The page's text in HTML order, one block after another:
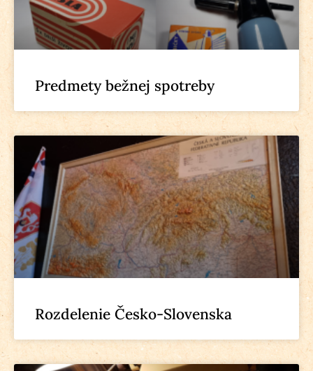
Predmety bežnej spotreby
Rozdelenie Česko-Slovenska